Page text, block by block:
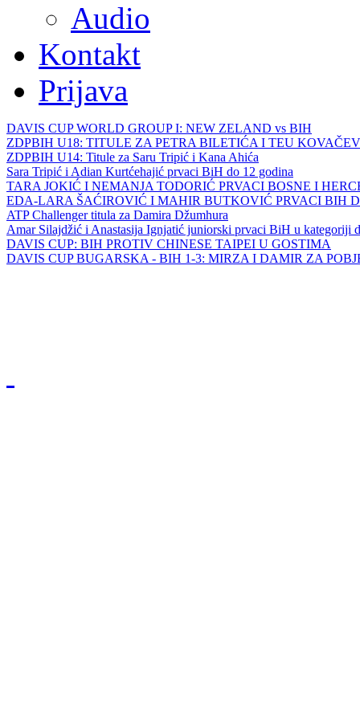
Audio
Kontakt
Prijava
DAVIS CUP WORLD GROUP I: NEW ZELAND vs BIH
ZDPBIH U18: TITULE ZA PETRA BILETIĆA I TEU
ZDPBIH U14: Titule za Saru Tripić i Kana Ahića
Sara Tripić i Adian Kurtćehajić prvaci BiH do 12 godina
TARA JOKIĆ I NEMANJA TODORIĆ PRVACI BOSNE I
EDA-LARA ŠAĆIROVIĆ I MAHIR BUTKOVIĆ PRVACI BIH
ATP Challenger titula za Damira Džumhura
Amar Silajdžić i Anastasija Ignjatić juniorski prvaci BiH u kategoriji
DAVIS CUP: BIH PROTIV CHINESE TAIPEI U GOSTIMA
DAVIS CUP BUGARSKA - BIH 1-3: MIRZA I DAMIR ZA